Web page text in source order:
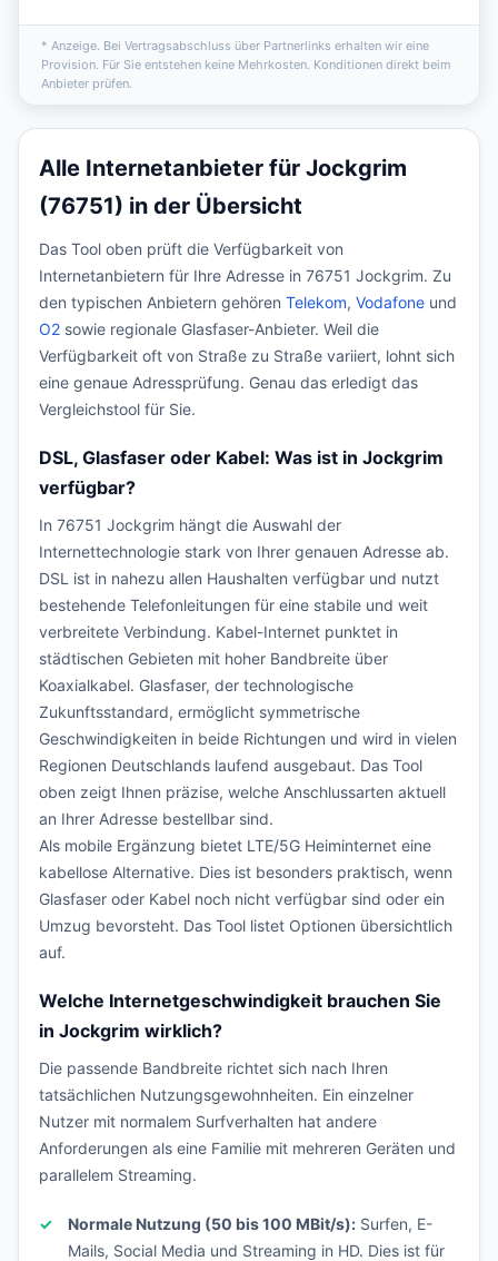
* Anzeige. Bei Vertragsabschluss über Partnerlinks erhalten wir eine
Provision. Für Sie entstehen keine Mehrkosten. Konditionen direkt beim
Anbieter prüfen.
Alle Internetanbieter für Jockgrim
(76751) in der Übersicht
Das Tool oben prüft die Verfügbarkeit von
Internetanbietern für Ihre Adresse in 76751 Jockgrim. Zu
den typischen Anbietern gehören Telekom, Vodafone und
O2 sowie regionale Glasfaser-Anbieter. Weil die
Verfügbarkeit oft von Straße zu Straße variiert, lohnt sich
eine genaue Adressprüfung. Genau das erledigt das
Vergleichstool für Sie.
DSL, Glasfaser oder Kabel: Was ist in Jockgrim
verfügbar?
In 76751 Jockgrim hängt die Auswahl der
Internettechnologie stark von Ihrer genauen Adresse ab.
DSL ist in nahezu allen Haushalten verfügbar und nutzt
bestehende Telefonleitungen für eine stabile und weit
verbreitete Verbindung. Kabel-Internet punktet in
städtischen Gebieten mit hoher Bandbreite über
Koaxialkabel. Glasfaser, der technologische
Zukunftsstandard, ermöglicht symmetrische
Geschwindigkeiten in beide Richtungen und wird in vielen
Regionen Deutschlands laufend ausgebaut. Das Tool
oben zeigt Ihnen präzise, welche Anschlussarten aktuell
an Ihrer Adresse bestellbar sind.
Als mobile Ergänzung bietet LTE/5G Heiminternet eine
kabellose Alternative. Dies ist besonders praktisch, wenn
Glasfaser oder Kabel noch nicht verfügbar sind oder ein
Umzug bevorsteht. Das Tool listet Optionen übersichtlich
auf.
Welche Internetgeschwindigkeit brauchen Sie
in Jockgrim wirklich?
Die passende Bandbreite richtet sich nach Ihren
tatsächlichen Nutzungsgewohnheiten. Ein einzelner
Nutzer mit normalem Surfverhalten hat andere
Anforderungen als eine Familie mit mehreren Geräten und
parallelem Streaming.
Normale Nutzung (50 bis 100 MBit/s): Surfen, E-
Mails, Social Media und Streaming in HD. Dies ist für